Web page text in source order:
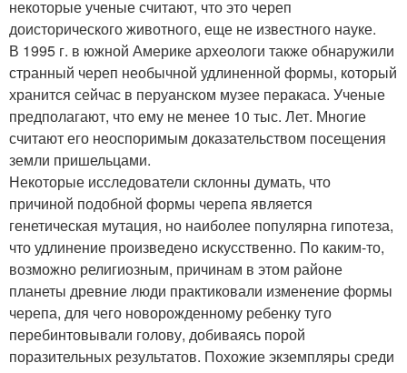
некоторые ученые считают, что это череп
доисторического животного, еще не известного науке.
В 1995 г. в южной Америке археологи также обнаружили
странный череп необычной удлиненной формы, который
хранится сейчас в перуанском музее перакаса. Ученые
предполагают, что ему не менее 10 тыс. Лет. Многие
считают его неоспоримым доказательством посещения
земли пришельцами.
Некоторые исследователи склонны думать, что
причиной подобной формы черепа является
генетическая мутация, но наиболее популярна гипотеза,
что удлинение произведено искусственно. По каким-то,
возможно религиозным, причинам в этом районе
планеты древние люди практиковали изменение формы
черепа, для чего новорожденному ребенку туго
перебинтовывали голову, добиваясь порой
поразительных результатов. Похожие экземпляры среди